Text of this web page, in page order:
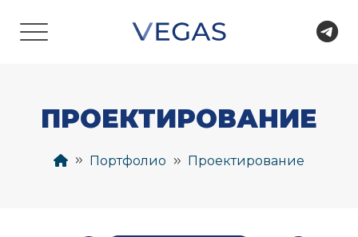
ПРОЕКТИРОВАНИЕ
Портфолио Проектирование